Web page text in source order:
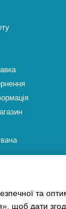
та
щоб дати